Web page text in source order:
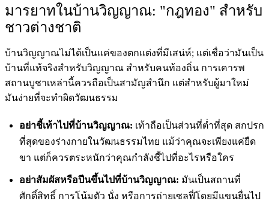
มารยาทในบ้านวิญญาณ: "กฎทอง" สำหรับ
ชาวต่างชาติ
บ้านวิญญาณไม่ได้เป็นแค่ของตกแต่งที่มีเสน่ห์; แต่เชื่อว่ามันเป็น
บ้านที่แท้จริงสำหรับวิญญาณ สำหรับคนท้องถิ่น การเคารพ
สถานบูชาเหล่านี้ควรถือเป็นสามัญสำนึก แต่สำหรับผู้มาใหม่
มันง่ายที่จะทำผิดวัฒนธรรม
อย่าชี้เท้าไปที่บ้านวิญญาณ: เท้าถือเป็นส่วนที่ต่ำที่สุด สกปรก
ที่สุดของร่างกายในวัฒนธรรมไทย แม้ว่าคุณจะเพียงแค่ยืด
ขา แต่ก็ควรตระหนักว่าคุณกำลังชี้ไปที่อะไรหรือใคร
อย่าสัมผัสหรือปีนขึ้นไปที่บ้านวิญญาณ: มันเป็นสถานที่
ศักดิ์สิทธิ์ การโน้มตัว นั่ง หรือการถ่ายเซลฟี่โดยมีแขนยื่นไป